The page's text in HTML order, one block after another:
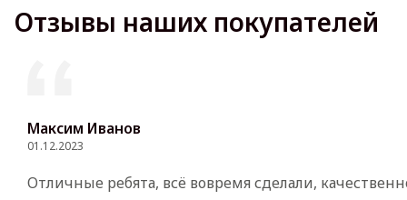
Отзывы наших покупателей
Максим Иванов
01.12.2023
Отличные ребята, всё вовремя сделали,